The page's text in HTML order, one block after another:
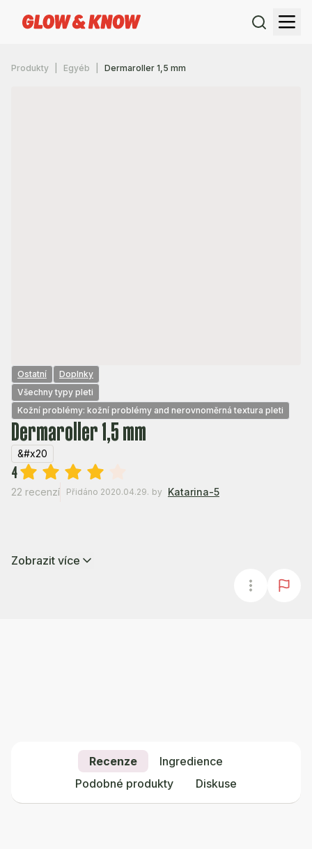
Produkty Egyéb Dermaroller 1,5 mm
Ostatní
Doplnky
Všechny typy pleti
Kožní problémy: kožní problémy and nerovnoměrná textura pleti
Dermaroller 1,5 mm
&#x20
4
22 recenzí Přidáno 2020.04.29. by Katarina-5
Zobrazit více
Recenze
Ingredience
Podobné produkty
Diskuse